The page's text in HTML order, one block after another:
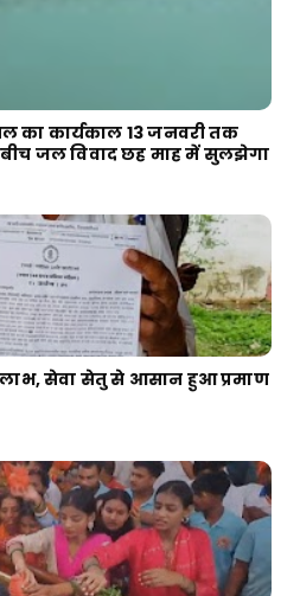
का कार्यकाल 13 जनवरी तक
जल विवाद छह माह में सुलझेगा
सेवा सेतु से आसान हुआ प्रमाण